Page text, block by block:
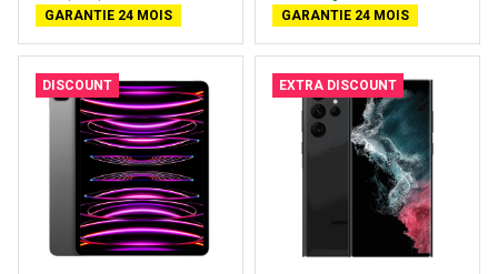
GARANTIE 24 MOIS
GARANTIE 24 MOIS
DISCOUNT EXTRA DISCOUNT